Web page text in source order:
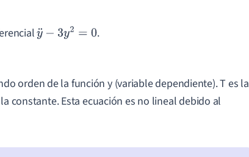
y¨−3y2=0 .
orden de la función y (variable dependiente). T es la
constante. Esta ecuación es no lineal debido al